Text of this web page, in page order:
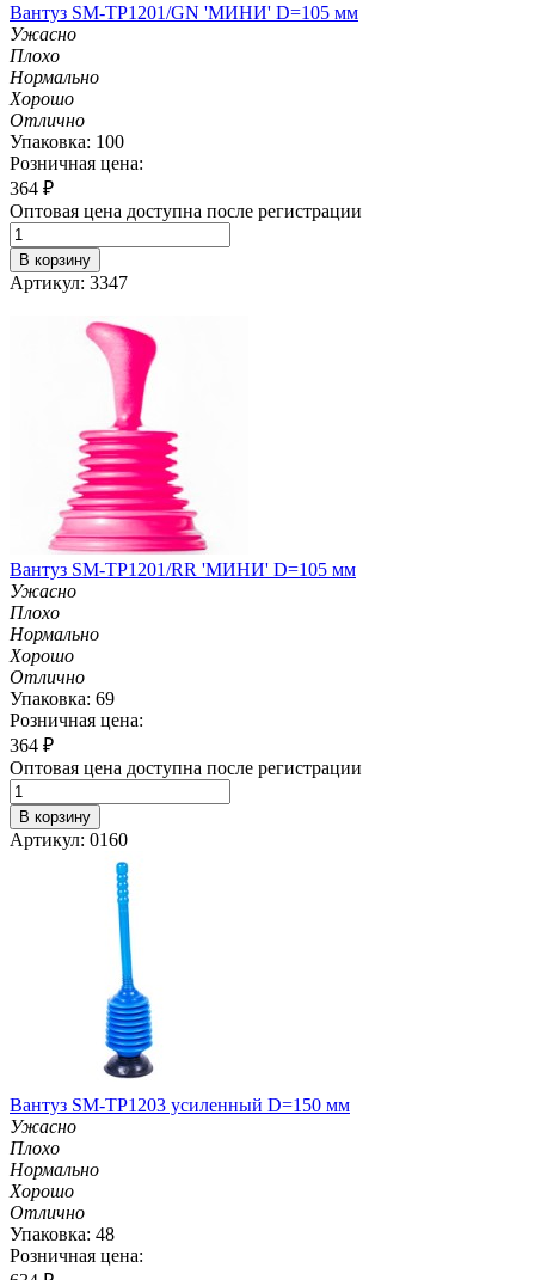
Вантуз SM-TP1201/GN 'МИНИ' D=105 мм
Ужасно
Плохо
Нормально
Хорошо
Отлично
Упаковка: 100
Розничная цена:
364 ₽
Оптовая цена доступна после регистрации
В корзину
Артикул: 3347
Вантуз SM-TP1201/RR 'МИНИ' D=105 мм
Ужасно
Плохо
Нормально
Хорошо
Отлично
Упаковка: 69
Розничная цена:
364 ₽
Оптовая цена доступна после регистрации
В корзину
Артикул: 0160
Вантуз SM-TP1203 усиленный D=150 мм
Ужасно
Плохо
Нормально
Хорошо
Отлично
Упаковка: 48
Розничная цена: